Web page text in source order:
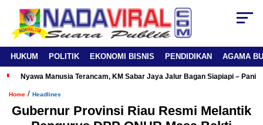
HUKUM POLITIK EKONOMI BISNIS PENDIDIKAN AGAMA
Nyawa Manusia Terancam, KM Sabar Jaya Jalur Bagan Siapiapi –
Home / Headlines
Gubernur Provinsi Riau Resmi Melantik